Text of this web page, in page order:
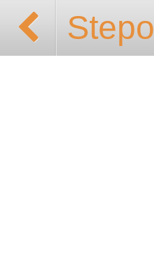
Stepo